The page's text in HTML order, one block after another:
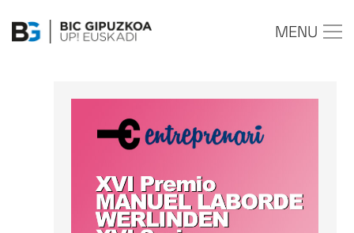
MENU